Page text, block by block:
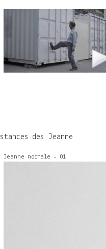
stances des Jeanne
Jeanne normale - 01